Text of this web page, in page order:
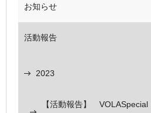
お知らせ
活動報告
2023
【活動報告】 VOLASpecial